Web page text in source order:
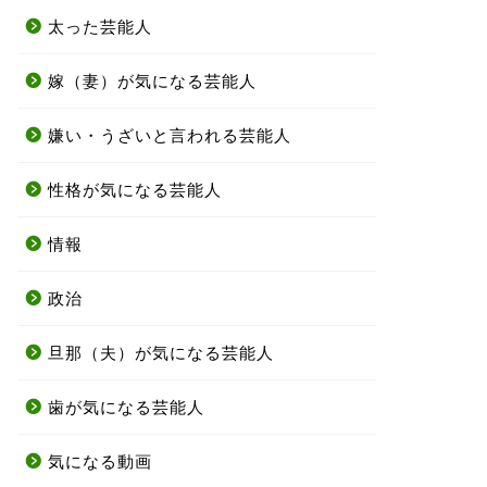
太った芸能人
嫁（妻）が気になる芸能人
嫌い・うざいと言われる芸能人
性格が気になる芸能人
情報
政治
旦那（夫）が気になる芸能人
歯が気になる芸能人
気になる動画